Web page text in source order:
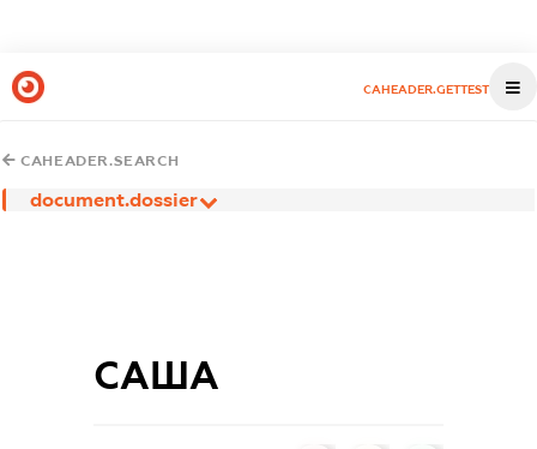
CAHEADER.GETTEST
CAHEADER.SEARCH
document.dossier
САША